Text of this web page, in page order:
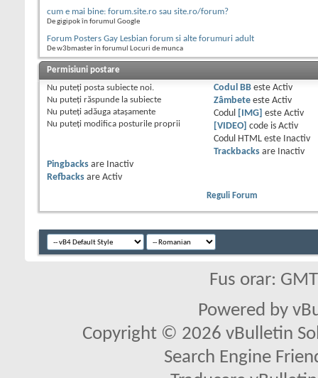
cum e mai bine: forum.site.ro sau site.ro/forum?
De gigipok în forumul Google
Forum Posters Gay Lesbian forum si alte forumuri adult
De w3bmaster în forumul Locuri de munca
Permisiuni postare
Nu puteţi posta subiecte noi.
Nu puteţi răspunde la subiecte
Nu puteţi adăuga ataşamente
Nu puteţi modifica posturile proprii
Codul BBeste Activ
Zâmbeteeste Activ
Codul
[IMG] este Activ
[VIDEO]
code is Activ
Codul HTML este
Inactiv
Trackbacksare
Inactiv
Pingbacks are
Inactiv
Refbacks are Activ
Reguli Forum
Fus orar:
Powered by
Copyright © 2026 vBulletin
Search Engine